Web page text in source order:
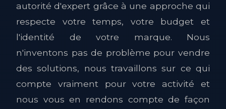
autorité d'expert grâce à une approche qui
respecte votre temps, votre budget et
l'identité de votre marque. Nous
n'inventons pas de problème pour vendre
des solutions, nous travaillons sur ce qui
compte vraiment pour votre activité et
nous vous en rendons compte de façon